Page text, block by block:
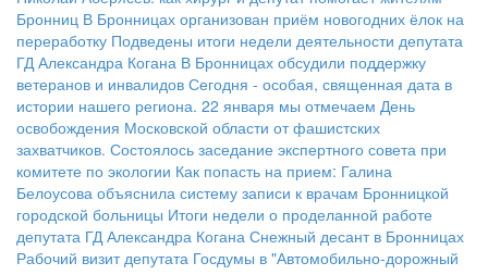
Бронниц В Бронницах организован приём новогодних ёлок на
переработку Подведены итоги недели деятельности депутата
ГД Александра Когана В Бронницах обсудили поддержку
ветеранов и инвалидов Сегодня - особая, священная дата в
истории нашего региона. 22 января мы отмечаем День
освобождения Московской области от фашистских
захватчиков. Состоялось заседание экспертного совета при
комитете по экологии Как попасть на прием: Галина
Белоусова объяснила систему записи к врачам Бронницкой
городской больницы Итоги недели о проделанной работе
депутата ГД Александра Когана Снежный десант в Бронницах
Рабочий визит депутата Госдумы в "Автомобильно-дорожный